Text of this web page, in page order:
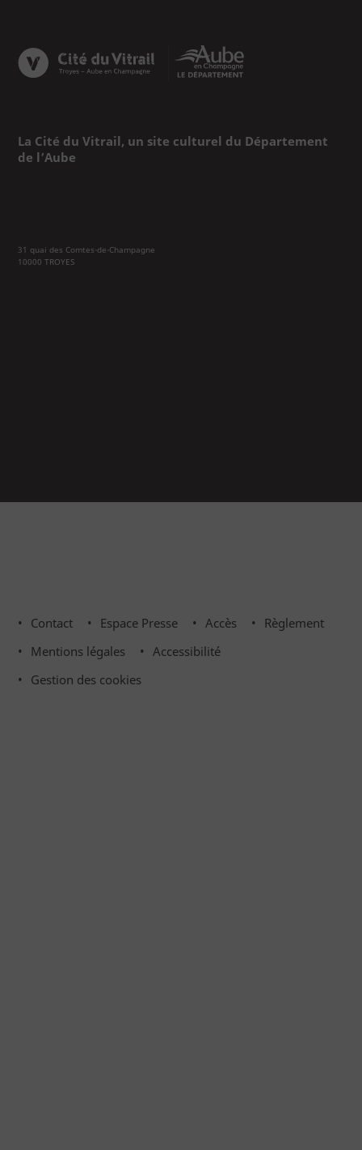
La Cité du Vitrail, un site culturel du Département
de l’Aube
31 quai des Comtes-de-Champagne
10000 TROYES
Contact Espace Presse Accès
Règlement
Mentions légales
Accessibilité
Gestion des cookies